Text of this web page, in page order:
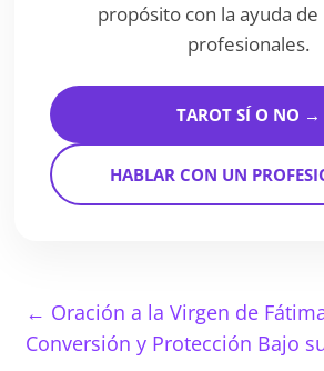
propósito con la ayuda
profesionales.
TAROT SÍ O NO →
HABLAR CON UN
← Oración a la Virgen de
Conversión y Protección Bajo